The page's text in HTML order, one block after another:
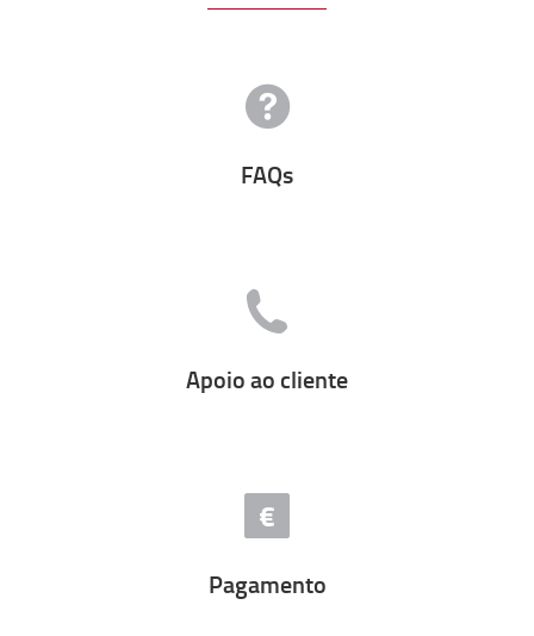
FAQs
Apoio ao cliente
Pagamento